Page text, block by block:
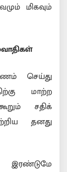
மிகவும்
செய்து
மாற்ற
சதிக்
தனது